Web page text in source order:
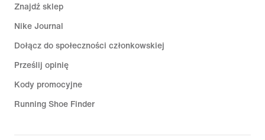
Znajdź sklep
Nike Journal
Dołącz do społeczności członkowskiej
Prześlij opinię
Kody promocyjne
Running Shoe Finder